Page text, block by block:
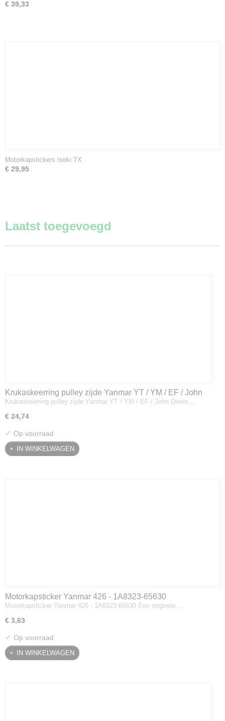
€ 39,33
Motorkapstickers Iseki TX
€ 29,95
Laatst toegevoegd
Krukaskeerring pulley zijde Yanmar YT / YM / EF / John
Deere - 119934-01800
Krukaskeerring pulley zijde Yanmar YT / YM / EF / John Deere…
€ 24,74
✓ Op voorraad
IN WINKELWAGEN
Motorkapsticker Yanmar 426 - 1A8323-65630
Motorkapsticker Yanmar 426 - 1A8323-65630 Een originele…
€ 3,63
✓ Op voorraad
IN WINKELWAGEN